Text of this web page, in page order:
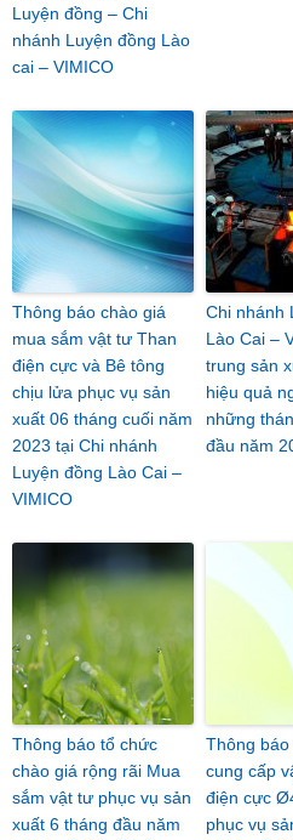
Luyện đồng – Chi
nhánh Luyện đồng Lào
cai – VIMICO
Thông báo chào giá
mua sắm vật tư Than
điện cực và Bê tông
chịu lửa phục vụ sản
xuất 06 tháng cuối năm
2023 tại Chi nhánh
Luyện đồng Lào Cai –
VIMICO
Chi nhánh
Lào Cai –
trung sản
hiệu quả
những
đầu năm
Thông báo tổ chức
chào giá rộng rãi Mua
sắm vật tư phục vụ sản
xuất 6 tháng đầu năm
Thông
cung cấp
điện cực
phục vụ